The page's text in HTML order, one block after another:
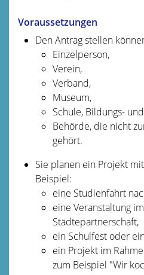
Voraussetzungen
Den Antrag stellen
Einzelperson,
Verein,
Verband,
Museum,
Schule, Bildungs-
Behörde, die nicht
gehört.
Sie planen ein Projekt
Beispiel:
eine Studienfahrt
eine Veranstaltung
Städtepartnerschaft,
ein Schulfest oder
ein Projekt im
zum Beispiel "Wir